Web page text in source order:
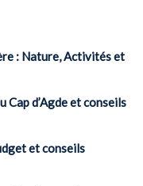
: Nature, Activités et
Cap d’Agde et conseils
et conseils